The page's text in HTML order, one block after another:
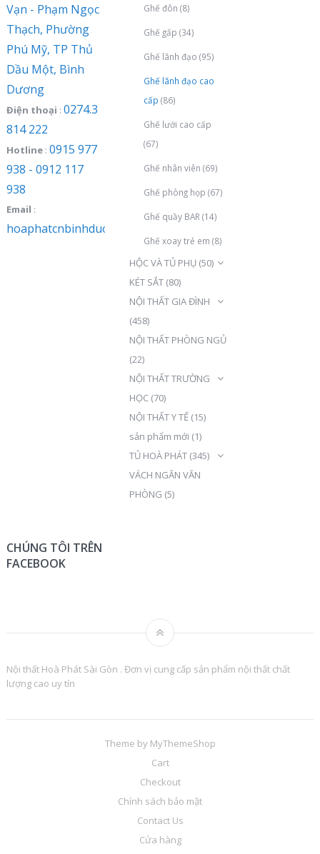
Vạn - Phạm Ngọc
Thạch, Phường
Phú Mỹ, TP Thủ
Dầu Một, Bình
Dương
Điện thoại : 0274.3
814 222
Hotline: 0915 977
938 - 0912 117
938
Email :
hoaphatcnbinhduong@gmail.com
Ghế đôn (8)
Ghế gấp (34)
Ghế lãnh đạo (95)
Ghế lãnh đạo cao
cấp (86)
Ghế lưới cao cấp
(67)
Ghế nhân viên (69)
Ghế phòng họp (67)
Ghế quầy BAR(14)
Ghế xoay trẻ em (8)
HỘC VÀ TỦ PHỤ (50)
KÉT SẮT (80)
NỘI THẤT GIA ĐÌNH
(458)
NỘI THẤT PHÒNG NGỦ
(22)
NỘI THẤT TRƯỜNG
HỌC (70)
NỘI THẤT Y TẾ (15)
sản phẩm mới (1)
TỦ HOÀ PHÁT (345)
VÁCH NGĂN VĂN
PHÒNG (5)
CHÚNG TÔI TRÊN
FACEBOOK
Nội thất Hoà Phát Sài Gòn . Đơn vị cung cấp sản phẩm nội thất chất
lượng cao uy tín
Theme by MyThemeShop
Cart
Checkout
Chính sách bảo mật
Contact Us
Cửa hàng